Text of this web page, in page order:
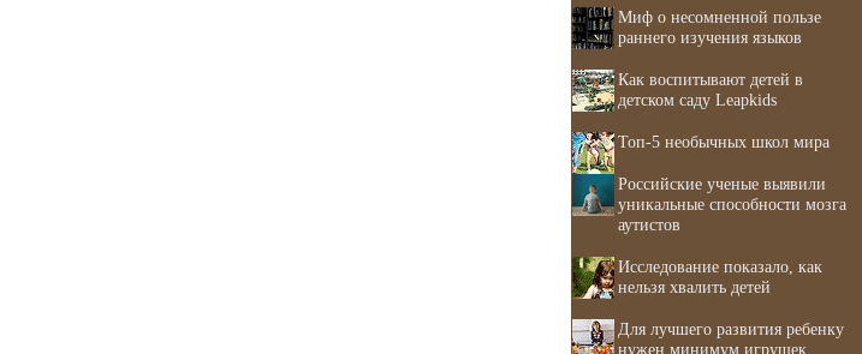
Миф о несомненной пользе
раннего изучения языков
Как воспитывают детей в
детском саду Leapkids
Топ-5 необычных школ мира
Российские ученые выявили
уникальные способности мозга
аутистов
Исследование показало, как
нельзя хвалить детей
Для лучшего развития ребенку
нужен минимум игрушек